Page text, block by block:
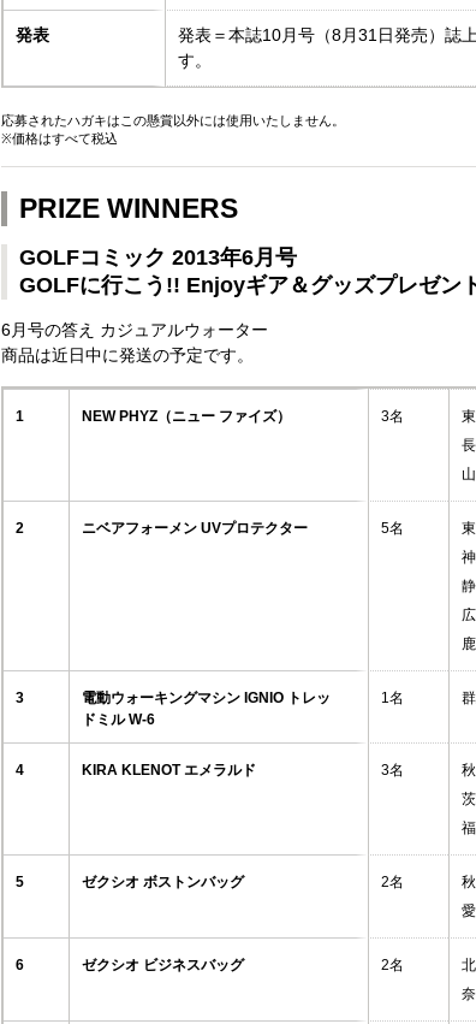
発表
発表＝本誌10月号（8月31日発売）誌
す。
応募されたハガキはこの懸賞以外には使用いたしません。
※価格はすべて税込
PRIZE WINNERS
GOLFコミック 2013年6月号
GOLFに行こう!! Enjoyギア＆グッズプレゼン
6月号の答え カジュアルウォーター
商品は近日中に発送の予定です。
1 NEW PHYZ（ニュー ファイズ） 3名
2 ニベアフォーメン UVプロテクター 5名
3
電動ウォーキングマシン IGNIO トレッ
ドミル W-6
1名
4 KIRA KLENOT エメラルド 3名
5 ゼクシオ ボストンバッグ 2名
6 ゼクシオ ビジネスバッグ 2名